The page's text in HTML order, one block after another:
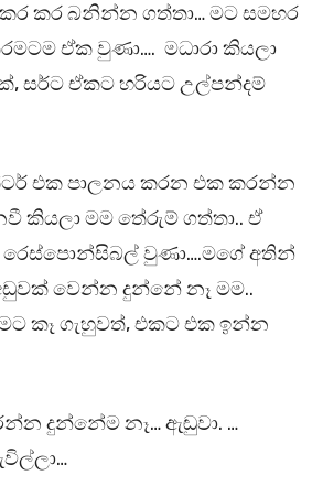
කර බනින්න ගත්තා… මට සමහර
ඒක වුණා…. මධාරා කියලා
සර්ට ඒකට හරියට උල්පන්දම්
එක පාලනය කරන එක කරන්න
කියලා මම තේරුම් ගත්තා.. ඒ
රෙස්පොන්සිබල් වුණා….මගේ අතින්
වෙන්න දුන්නේ නෑ මම..
කෑ ගැහුවත්, එකට එක ඉන්න
දුන්නේම නෑ… ඇඬුවා. …